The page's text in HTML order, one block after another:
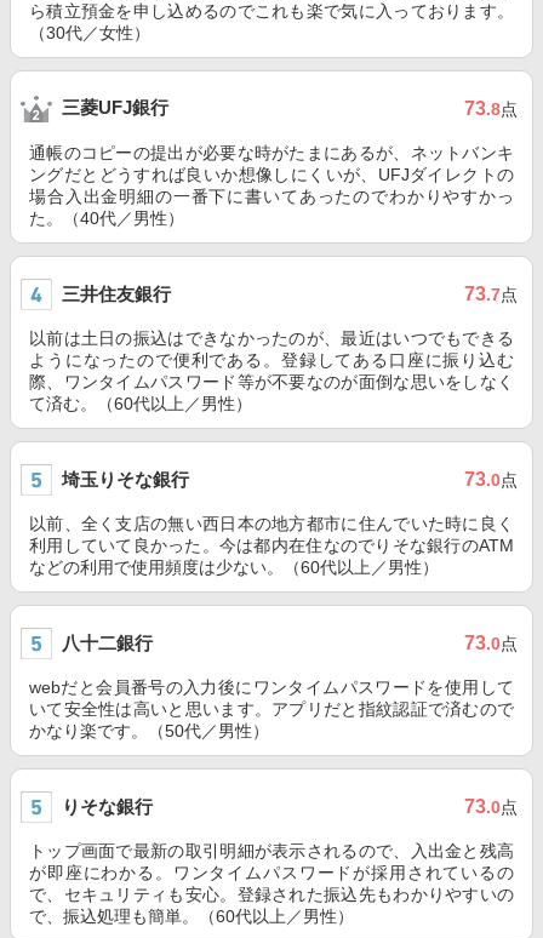
ら積立預金を申し込めるのでこれも楽で気に入っております。
（30代／女性）
三菱UFJ銀行 73.8点
通帳のコピーの提出が必要な時がたまにあるが、ネットバンキ
ングだとどうすれば良いか想像しにくいが、UFJダイレクトの
場合入出金明細の一番下に書いてあったのでわかりやすかっ
た。（40代／男性）
三井住友銀行 73.7点
以前は土日の振込はできなかったのが、最近はいつでもできる
ようになったので便利である。登録してある口座に振り込む
際、ワンタイムパスワード等が不要なのが面倒な思いをしなく
て済む。（60代以上／男性）
埼玉りそな銀行 73.0点
以前、全く支店の無い西日本の地方都市に住んでいた時に良く
利用していて良かった。今は都内在住なのでりそな銀行のATM
などの利用で使用頻度は少ない。（60代以上／男性）
八十二銀行 73.0点
webだと会員番号の入力後にワンタイムパスワードを使用して
いて安全性は高いと思います。アプリだと指紋認証で済むので
かなり楽です。（50代／男性）
りそな銀行 73.0点
トップ画面で最新の取引明細が表示されるので、入出金と残高
が即座にわかる。ワンタイムパスワードが採用されているの
で、セキュリティも安心。登録された振込先もわかりやすいの
で、振込処理も簡単。（60代以上／男性）